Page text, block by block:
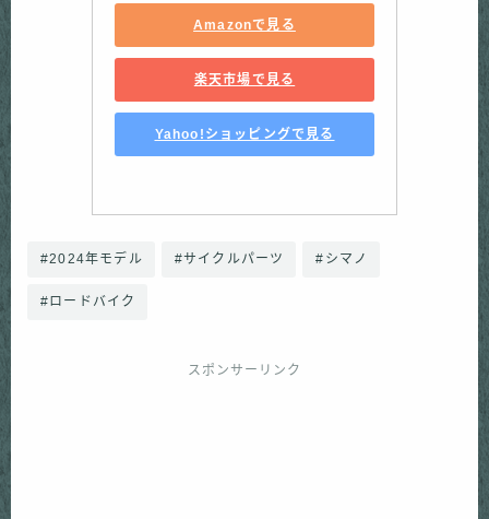
Amazonで見る
楽天市場で見る
Yahoo!ショッピングで見る
#2024年モデル #サイクルパーツ #シマノ
#ロードバイク
スポンサーリンク